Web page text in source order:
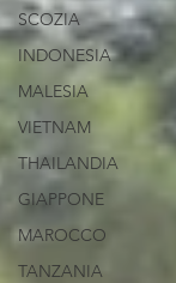
SCOZIA
INDONESIA
MALESIA
VIETNAM
THAILANDIA
GIAPPONE
MAROCCO
TANZANIA